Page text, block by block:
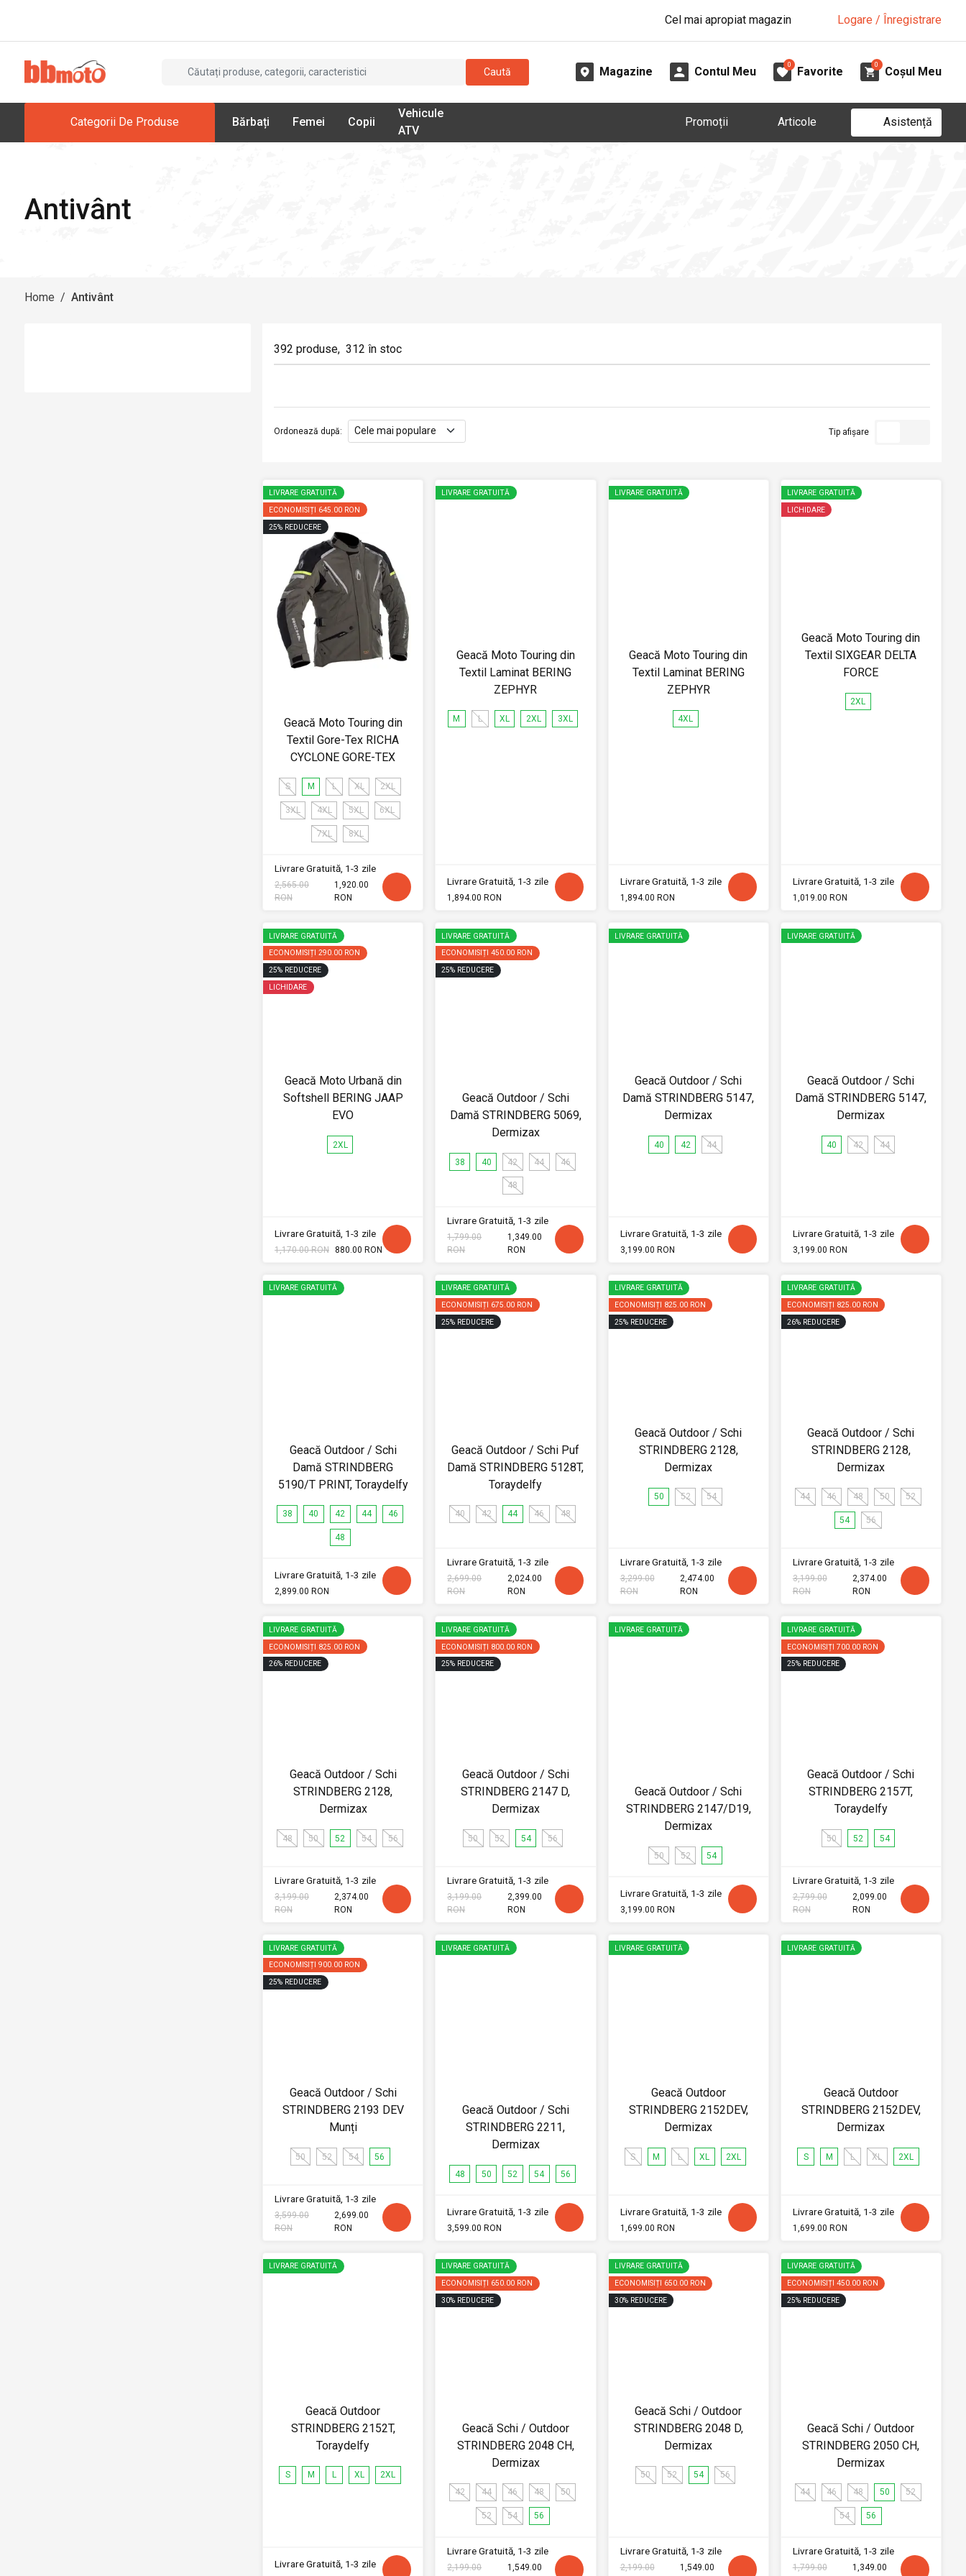
Cel mai apropiat magazin Logare / Înregistrare
Caută Magazine Contul Meu
0
Favorite
0
Coșul Meu
Categorii De Produse Bărbați Femei Copii
Vehicule
ATV
Promoții Articole Asistență
Antivânt
Home / Antivânt
392 produse, 312 în stoc
Ordonează după: Tip afișare
LIVRARE GRATUITĂ
ECONOMISIȚI 645.00 RON
25% REDUCERE
Geacă Moto Touring din
Textil Gore-Tex RICHA
CYCLONE GORE-TEX
S M L XL 2XL
3XL 4XL 5XL 6XL
7XL 8XL
Livrare Gratuită, 1-3 zile
2,565.00
RON
1,920.00
RON
LIVRARE GRATUITĂ
Geacă Moto Touring din
Textil Laminat BERING
ZEPHYR
M L XL 2XL 3XL
Livrare Gratuită, 1-3 zile
1,894.00 RON
LIVRARE GRATUITĂ
Geacă Moto Touring din
Textil Laminat BERING
ZEPHYR
4XL
Livrare Gratuită, 1-3 zile
1,894.00 RON
LIVRARE GRATUITĂ
LICHIDARE
Geacă Moto Touring din
Textil SIXGEAR DELTA
FORCE
2XL
Livrare Gratuită, 1-3 zile
1,019.00 RON
LIVRARE GRATUITĂ
ECONOMISIȚI 290.00 RON
25% REDUCERE
LICHIDARE
Geacă Moto Urbană din
Softshell BERING JAAP
EVO
2XL
Livrare Gratuită, 1-3 zile
1,170.00 RON 880.00 RON
LIVRARE GRATUITĂ
ECONOMISIȚI 450.00 RON
25% REDUCERE
Geacă Outdoor / Schi
Damă STRINDBERG 5069,
Dermizax
38 40 42 44 46
48
Livrare Gratuită, 1-3 zile
1,799.00
RON
1,349.00
RON
LIVRARE GRATUITĂ
Geacă Outdoor / Schi
Damă STRINDBERG 5147,
Dermizax
40 42 44
Livrare Gratuită, 1-3 zile
3,199.00 RON
LIVRARE GRATUITĂ
Geacă Outdoor / Schi
Damă STRINDBERG 5147,
Dermizax
40 42 44
Livrare Gratuită, 1-3 zile
3,199.00 RON
LIVRARE GRATUITĂ
Geacă Outdoor / Schi
Damă STRINDBERG
5190/T PRINT, Toraydelfy
38 40 42 44 46
48
Livrare Gratuită, 1-3 zile
2,899.00 RON
LIVRARE GRATUITĂ
ECONOMISIȚI 675.00 RON
25% REDUCERE
Geacă Outdoor / Schi Puf
Damă STRINDBERG 5128T,
Toraydelfy
40 42 44 46 48
Livrare Gratuită, 1-3 zile
2,699.00
RON
2,024.00
RON
LIVRARE GRATUITĂ
ECONOMISIȚI 825.00 RON
25% REDUCERE
Geacă Outdoor / Schi
STRINDBERG 2128,
Dermizax
50 52 54
Livrare Gratuită, 1-3 zile
3,299.00
RON
2,474.00
RON
LIVRARE GRATUITĂ
ECONOMISIȚI 825.00 RON
26% REDUCERE
Geacă Outdoor / Schi
STRINDBERG 2128,
Dermizax
44 46 48 50 52
54 56
Livrare Gratuită, 1-3 zile
3,199.00
RON
2,374.00
RON
LIVRARE GRATUITĂ
ECONOMISIȚI 825.00 RON
26% REDUCERE
Geacă Outdoor / Schi
STRINDBERG 2128,
Dermizax
48 50 52 54 56
Livrare Gratuită, 1-3 zile
3,199.00
RON
2,374.00
RON
LIVRARE GRATUITĂ
ECONOMISIȚI 800.00 RON
25% REDUCERE
Geacă Outdoor / Schi
STRINDBERG 2147 D,
Dermizax
50 52 54 56
Livrare Gratuită, 1-3 zile
3,199.00
RON
2,399.00
RON
LIVRARE GRATUITĂ
Geacă Outdoor / Schi
STRINDBERG 2147/D19,
Dermizax
50 52 54
Livrare Gratuită, 1-3 zile
3,199.00 RON
LIVRARE GRATUITĂ
ECONOMISIȚI 700.00 RON
25% REDUCERE
Geacă Outdoor / Schi
STRINDBERG 2157T,
Toraydelfy
50 52 54
Livrare Gratuită, 1-3 zile
2,799.00
RON
2,099.00
RON
LIVRARE GRATUITĂ
ECONOMISIȚI 900.00 RON
25% REDUCERE
Geacă Outdoor / Schi
STRINDBERG 2193 DEV
Munți
50 52 54 56
Livrare Gratuită, 1-3 zile
3,599.00
RON
2,699.00
RON
LIVRARE GRATUITĂ
Geacă Outdoor / Schi
STRINDBERG 2211,
Dermizax
48 50 52 54 56
Livrare Gratuită, 1-3 zile
3,599.00 RON
LIVRARE GRATUITĂ
Geacă Outdoor
STRINDBERG 2152DEV,
Dermizax
S M L XL 2XL
Livrare Gratuită, 1-3 zile
1,699.00 RON
LIVRARE GRATUITĂ
Geacă Outdoor
STRINDBERG 2152DEV,
Dermizax
S M L XL 2XL
Livrare Gratuită, 1-3 zile
1,699.00 RON
LIVRARE GRATUITĂ
Geacă Outdoor
STRINDBERG 2152T,
Toraydelfy
S M L XL 2XL
Livrare Gratuită, 1-3 zile
LIVRARE GRATUITĂ
ECONOMISIȚI 650.00 RON
30% REDUCERE
Geacă Schi / Outdoor
STRINDBERG 2048 CH,
Dermizax
42 44 46 48 50
52 54 56
Livrare Gratuită, 1-3 zile
2,199.00
1,549.00
LIVRARE GRATUITĂ
ECONOMISIȚI 650.00 RON
30% REDUCERE
Geacă Schi / Outdoor
STRINDBERG 2048 D,
Dermizax
50 52 54 56
Livrare Gratuită, 1-3 zile
2,199.00
1,549.00
LIVRARE GRATUITĂ
ECONOMISIȚI 450.00 RON
25% REDUCERE
Geacă Schi / Outdoor
STRINDBERG 2050 CH,
Dermizax
44 46 48 50 52
54 56
Livrare Gratuită, 1-3 zile
1,799.00
1,349.00